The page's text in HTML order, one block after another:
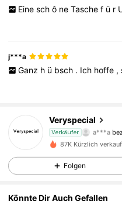
Eine sch ô ne Tasche f ü r
j***a
Ganz h ü bsch . Ich hoffe ,
Veryspecial
Verkäufer
4,84
a***a
b***9
ist
4,84
4,84
87K Kürzlich
Folgen
Könnte Dir Auch Gefallen